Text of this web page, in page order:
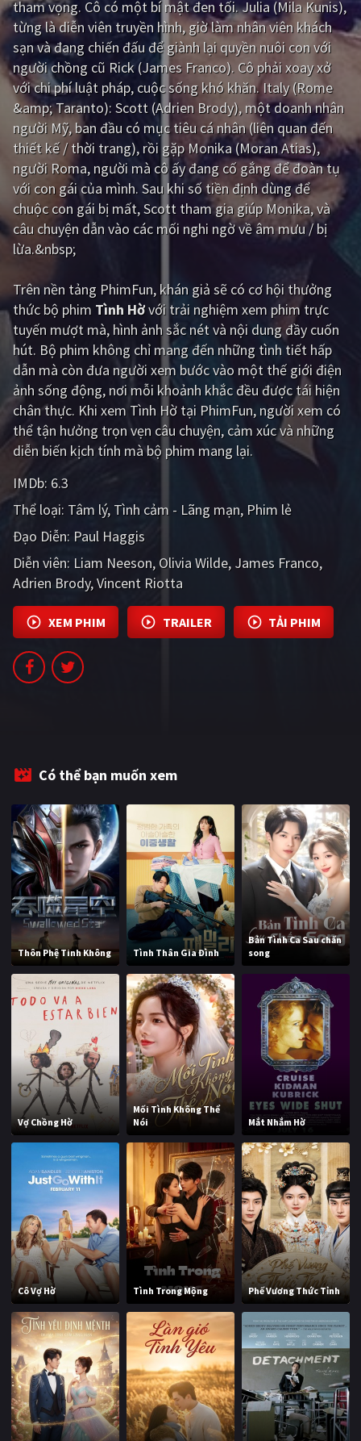
Giật gân Gia đình
Bí ẩn Lịch sử
Viễn Tây Tiểu sử
GameShow DramaTV
QUỐC GIA
Âu - Mỹ Trung Quốc - Hồng Kông
Hàn Quốc Nhật Bản
Tổng hợp
CẬP NHẬT
PHIM MỚI
PHIM BỘ
PHIM LẺ
PHIM CHIẾU RẠP
TUYỂN TẬP PHIM
BLOG
tham vọng. Cô có một bí mật đen tối. Julia (Mila Kunis),
từng là diễn viên truyền hình, giờ làm nhân viên khách
sạn và đang chiến đấu để giành lại quyền nuôi con với
người chồng cũ Rick (James Franco). Cô phải xoay xở
với chi phí luật pháp, cuộc sống khó khăn. Italy (Rome
&amp; Taranto): Scott (Adrien Brody), một doanh nhân
người Mỹ, ban đầu có mục tiêu cá nhân (liên quan đến
thiết kế / thời trang), rồi gặp Monika (Moran Atias),
người Roma, người mà cô ấy đang cố gắng để đoàn tụ
với con gái của mình. Sau khi số tiền định dùng để
chuộc con gái bị mất, Scott tham gia giúp Monika, và
câu chuyện dẫn vào các mối nghi ngờ về âm mưu / bị
lừa.&nbsp;
Trên nền tảng PhimFun, khán giả sẽ có cơ hội thưởng
thức bộ phim Tình Hờvới trải nghiệm xem phim trực
tuyến mượt mà, hình ảnh sắc nét và nội dung đầy cuốn
hút. Bộ phim không chỉ mang đến những tình tiết hấp
dẫn mà còn đưa người xem bước vào một thế giới điện
ảnh sống động, nơi mỗi khoảnh khắc đều được tái hiện
chân thực. Khi xem Tình Hờ tại PhimFun, người xem có
thể tận hưởng trọn vẹn câu chuyện, cảm xúc và những
diễn biến kịch tính mà bộ phim mang lại.
IMDb: 6.3
Thể loại: Tâm lý Tình cảm - Lãng mạn Phim lẻ
Đạo Diễn: Paul Haggis
Diễn viên: Liam Neeson Olivia Wilde James Franco
Adrien Brody Vincent Riotta
XEM PHIM TRAILER TẢI PHIM
Có thể bạn muốn xem
Thôn Phệ Tinh Không Tình Thân Gia Đình
Bản Tình Ca Sau chấn
song
Vợ Chồng Hờ
Mối Tình Không Thể
Nói
Mắt Nhắm Hờ
Cô Vợ Hờ Tình Trong Mộng Phế Vương Thức Tỉnh